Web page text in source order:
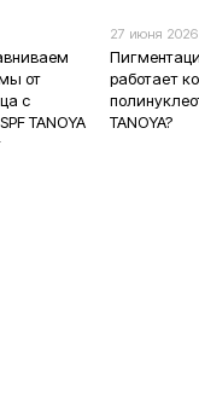
от
с
TANOYA
27 июня 2026
работает
TANOYA?